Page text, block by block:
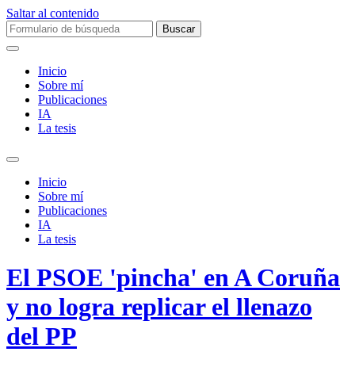
Saltar al contenido
Buscar:
Inicio
Sobre mí­
Publicaciones
IA
La tesis
Alternar
campo
búsqueda
Inicio
Sobre mí­
Publicaciones
IA
La tesis
El PSOE 'pincha' en A Coruña
y no logra replicar el llenazo
del PP